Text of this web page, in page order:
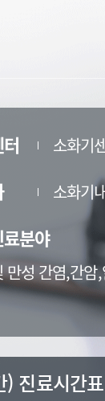
소화기
소화기
분야
만성 간염,간암
) 진료시간